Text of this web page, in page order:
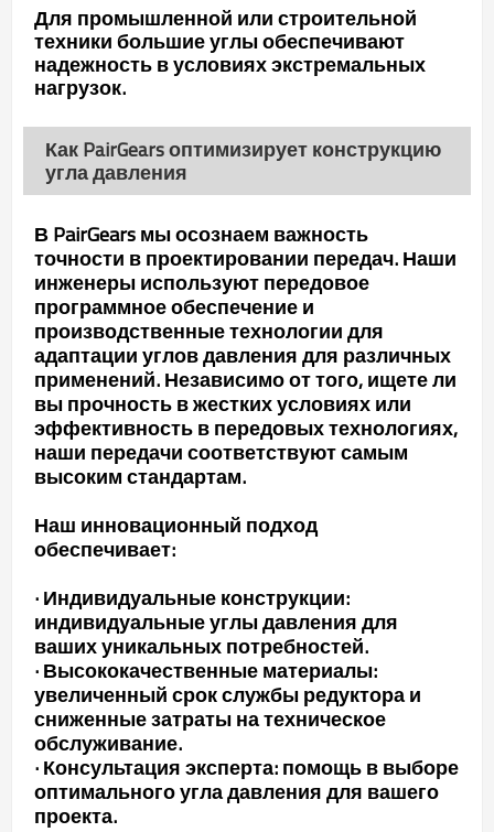
Для промышленной или строительной
техники большие углы обеспечивают
надежность в условиях экстремальных
нагрузок.
Как PairGears оптимизирует конструкцию
угла давления
В PairGears мы осознаем важность
точности в проектировании передач. Наши
инженеры используют передовое
программное обеспечение и
производственные технологии для
адаптации углов давления для различных
применений. Независимо от того, ищете ли
вы прочность в жестких условиях или
эффективность в передовых технологиях,
наши передачи соответствуют самым
высоким стандартам.
Наш инновационный подход
обеспечивает:
·Индивидуальные конструкции:
индивидуальные углы давления для
ваших уникальных потребностей.
·Высококачественные материалы:
увеличенный срок службы редуктора и
сниженные затраты на техническое
обслуживание.
·Консультация эксперта: помощь в выборе
оптимального угла давления для вашего
проекта.